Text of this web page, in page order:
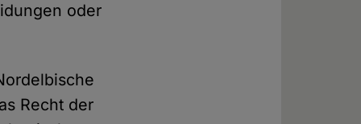
oder
Recht der